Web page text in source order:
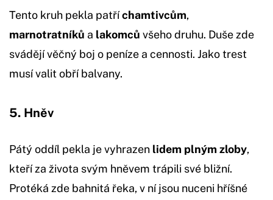
Tento kruh pekla patříchamtivcům,
marnotratníků a lakomců všeho druhu. Duše zde
svádějí věčný boj o peníze a cennosti. Jako trest
musí valit obří balvany.
5. Hněv
Pátý oddíl pekla je vyhrazen lidem plným zloby,
kteří za života svým hněvem trápili své bližní.
Protéká zde bahnitá řeka, v ní jsou nuceni hříšné